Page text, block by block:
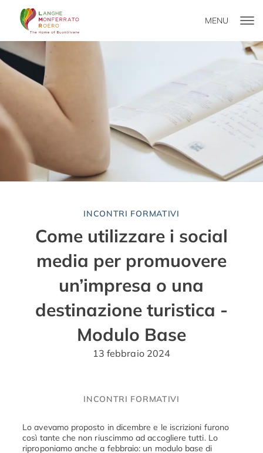
MENU
INCONTRI FORMATIVI
Come utilizzare i social
media per promuovere
un’impresa o una
destinazione turistica -
Modulo Base
13 febbraio 2024
INCONTRI FORMATIVI
Lo avevamo proposto in dicembre e le iscrizioni furono
così tante che non riuscimmo ad accogliere tutti. Lo
riproponiamo anche a febbraio: un modulo base di